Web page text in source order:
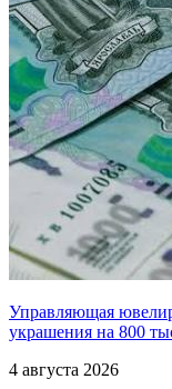
Управляющая
украшения на 800
4 августа 2026